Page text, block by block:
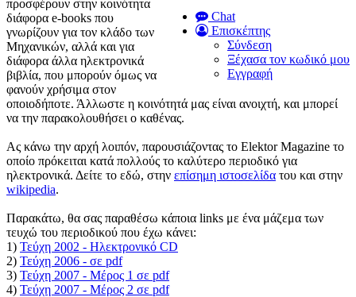
Chat
Επισκέπτης
Σύνδεση
Ξέχασα τον κωδικό μου
Εγγραφή
προσφέρουν στην κοινότητα
διάφορα e-books που
γνωρίζουν για τον κλάδο των
Μηχανικών, αλλά και για
διάφορα άλλα ηλεκτρονικά
βιβλία, που μπορούν όμως να
φανούν χρήσιμα στον
οποιοδήποτε. Άλλωστε η κοινότητά μας είναι ανοιχτή, και μπορεί
να την παρακολουθήσει ο καθένας.
Ας κάνω την αρχή λοιπόν, παρουσιάζοντας το Elektor Magazine το
οποίο πρόκειται κατά πολλούς το καλύτερο περιοδικό για
ηλεκτρονικά. Δείτε το εδώ, στην επίσημη ιστοσελίδα του και στην
wikipedia.
Παρακάτω, θα σας παραθέσω κάποια links με ένα μάζεμα των
τευχώ του περιοδικού που έχω κάνει:
1) Τεύχη 2002 - Ηλεκτρονικό CD
2) Τεύχη 2006 - σε pdf
3) Τεύχη 2007 - Μέρος 1 σε pdf
4) Τεύχη 2007 - Μέρος 2 σε pdf